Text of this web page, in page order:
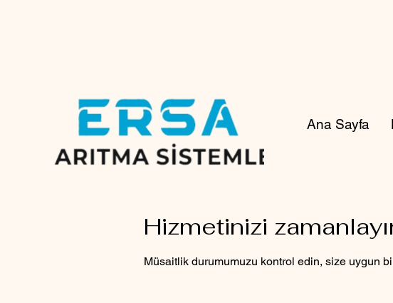
Ana Sayfa
Hizmetinizi
Müsaitlik durumumuzu kontrol edin, size uygun